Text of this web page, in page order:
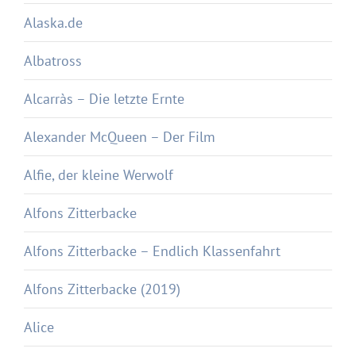
Alaska.de
Albatross
Alcarràs – Die letzte Ernte
Alexander McQueen – Der Film
Alfie, der kleine Werwolf
Alfons Zitterbacke
Alfons Zitterbacke – Endlich Klassenfahrt
Alfons Zitterbacke (2019)
Alice